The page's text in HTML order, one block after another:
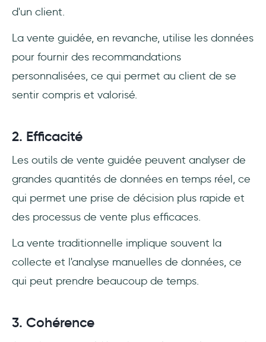
d'un client.
La vente guidée, en revanche, utilise les données
pour fournir des recommandations
personnalisées, ce qui permet au client de se
sentir compris et valorisé.
2. Efficacité
Les outils de vente guidée peuvent analyser de
grandes quantités de données en temps réel, ce
qui permet une prise de décision plus rapide et
des processus de vente plus efficaces.
La vente traditionnelle implique souvent la
collecte et l'analyse manuelles de données, ce
qui peut prendre beaucoup de temps.
3. Cohérence